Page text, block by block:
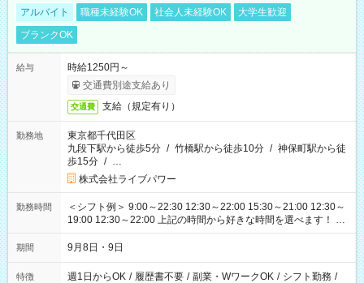
アルバイト 職種未経験OK 社会人未経験OK
大学生歓迎
ブランクOK
給与
時給1250円～
交通費別途支給あり
交通費 支給（規定有り）
勤務地
東京都千代田区
九段下駅から徒歩5分 / 竹橋駅から徒歩10分 / 神保町駅から徒
歩15分 / …
株式会社ライブパワー
勤務時間
＜シフト例＞ 9:00～22:30 12:30～22:00 15:30～21:00 12:30～
19:00 12:30～22:00 上記の時間から好きな時間を選べます！ ※
時間は変更となる可能性があります
期間 9月8日・9日
特徴 週1日からOK / 履歴書不要 / 副業・WワークOK / シフト勤務 /